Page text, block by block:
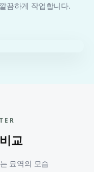
끔하게 작업합니다.
교
묘역의 모습